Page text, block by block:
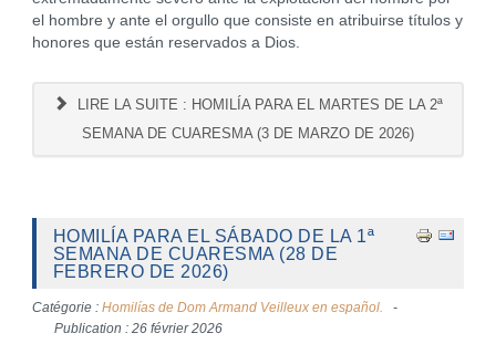
el hombre y ante el orgullo que consiste en atribuirse títulos y
honores que están reservados a Dios.
LIRE LA SUITE : HOMILÍA PARA EL MARTES DE LA 2ª
SEMANA DE CUARESMA (3 DE MARZO DE 2026)
HOMILÍA PARA EL SÁBADO DE LA 1ª
SEMANA DE CUARESMA (28 DE
FEBRERO DE 2026)
Catégorie : Homilías de Dom Armand Veilleux en español.
Publication : 26 février 2026